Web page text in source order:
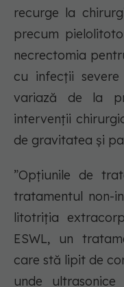
recurge la
precum
necrectomia
cu infecții severe
variază de la
intervenții
de gravitatea și
”Opțiunile de
tratamentul non-
litotriția
ESWL, un
care stă lipit de
unde